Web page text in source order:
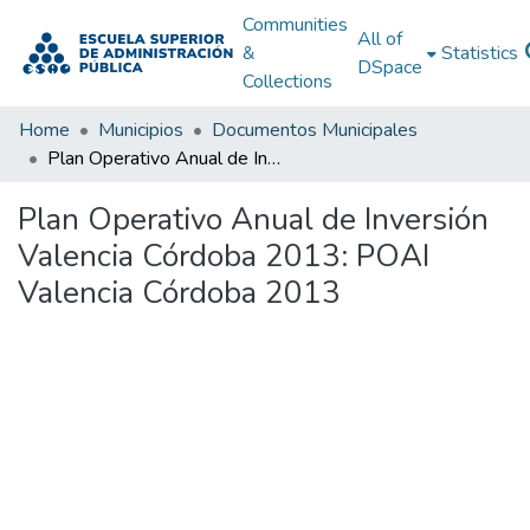
Communities
&
Collections
All of
DSpace
Statistics
Home Municipios
Documentos Municipales
Plan Operativo Anual de Inversión Valencia Córdoba 2013: POAI Valencia Córdoba 2013
Plan Operativo Anual de Inversión
Valencia Córdoba 2013: POAI
Valencia Córdoba 2013